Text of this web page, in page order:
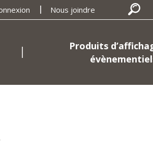
Nous joindre
Produits